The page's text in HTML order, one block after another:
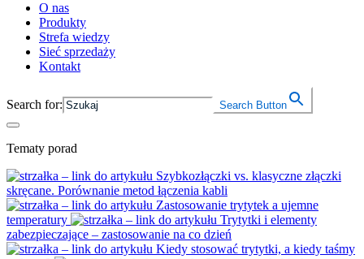
O nas
Produkty
Strefa wiedzy
Sieć sprzedaży
Kontakt
Search for: Search Button
Tematy porad
Szybkozłączki vs. klasyczne złączki
skręcane. Porównanie metod łączenia kabli
Zastosowanie trytytek a ujemne
temperatury
Trytytki i elementy
zabezpieczające – zastosowanie na co dzień
Kiedy stosować trytytki, a kiedy taśmy